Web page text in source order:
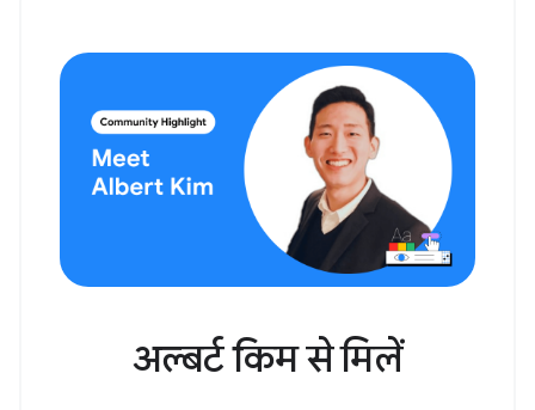
अल्बर्ट किम से मिलें